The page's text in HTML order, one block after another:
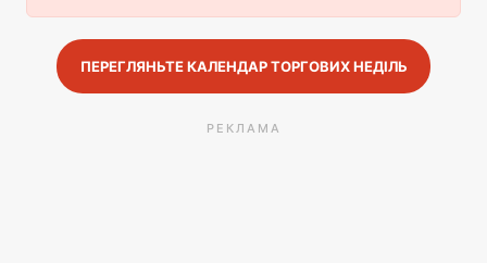
ПЕРЕГЛЯНЬТЕ КАЛЕНДАР ТОРГОВИХ НЕДІЛЬ
РЕКЛАМА